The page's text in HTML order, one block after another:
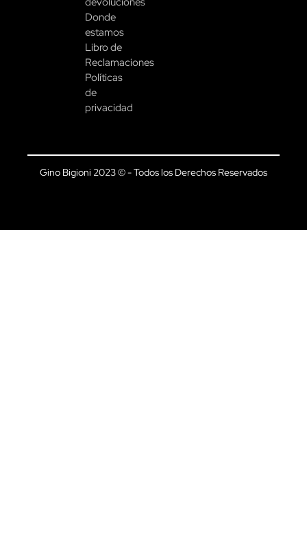
Donde
estamos
Libro de
Reclamaciones
Políticas
de
privacidad
Gino Bigioni 2023 © - Todos los Derechos Reservados